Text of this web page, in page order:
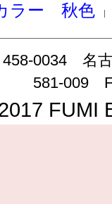
ラー 秋色
0034 名
581-009
FUMI